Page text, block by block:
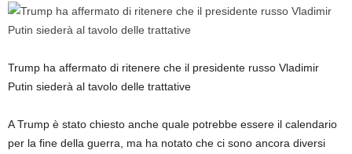
Trump ha affermato di ritenere che il presidente russo Vladimir
Putin siederà al tavolo delle trattative
A Trump è stato chiesto anche quale potrebbe essere il calendario
per la fine della guerra, ma ha notato che ci sono ancora diversi